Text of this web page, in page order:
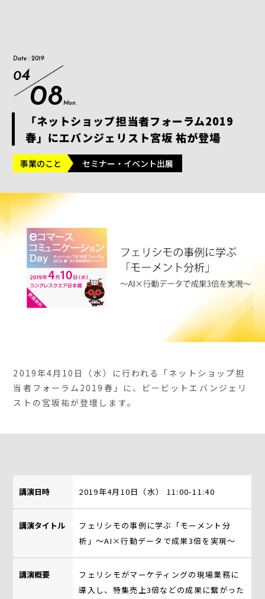
Date : 2019
04
08Mon.
「ネットショップ担当者フォーラム2019
春」にエバンジェリスト宮坂 祐が登場
事業のこと セミナー・イベント出展
2019年4月10日（水）に行われる「ネットショップ担
当者フォーラム2019春」に、ビービットエバンジェリ
ストの宮坂祐が登壇します。
講演日時 2019年4月10日（水） 11:00-11:40
講演タイトル
フェリシモの事例に学ぶ「モーメント分
析」～AI×行動データで成果3倍を実現～
講演概要
フェリシモがマーケティングの現場業務に
導入し、特集売上3倍などの成果に繋がった